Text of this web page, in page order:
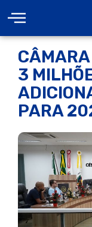
3
PARA